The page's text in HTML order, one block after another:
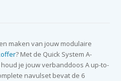
maken van jouw modulaire
? Met de Quick System A-
je jouw verbanddoos A up-to-
navulset bevat de 6